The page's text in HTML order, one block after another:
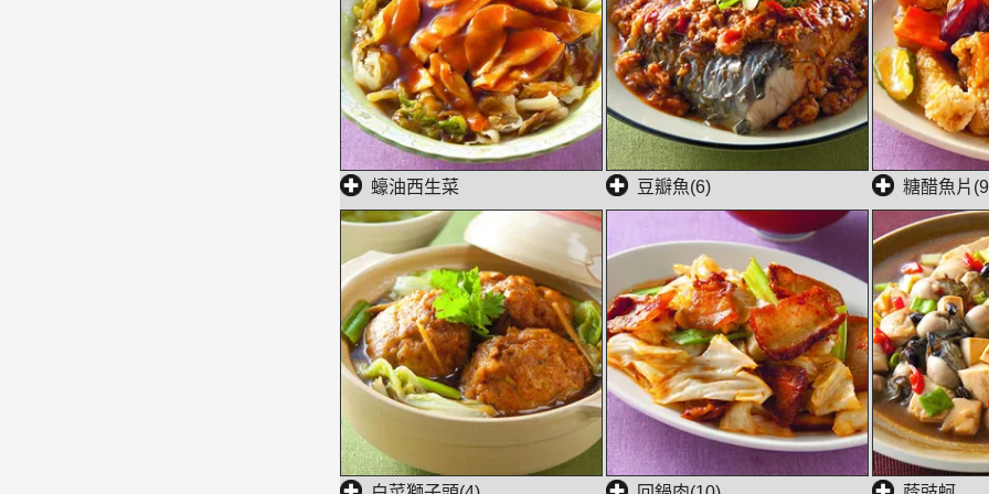
蠔油西生菜 豆瓣魚(6) 糖醋魚片